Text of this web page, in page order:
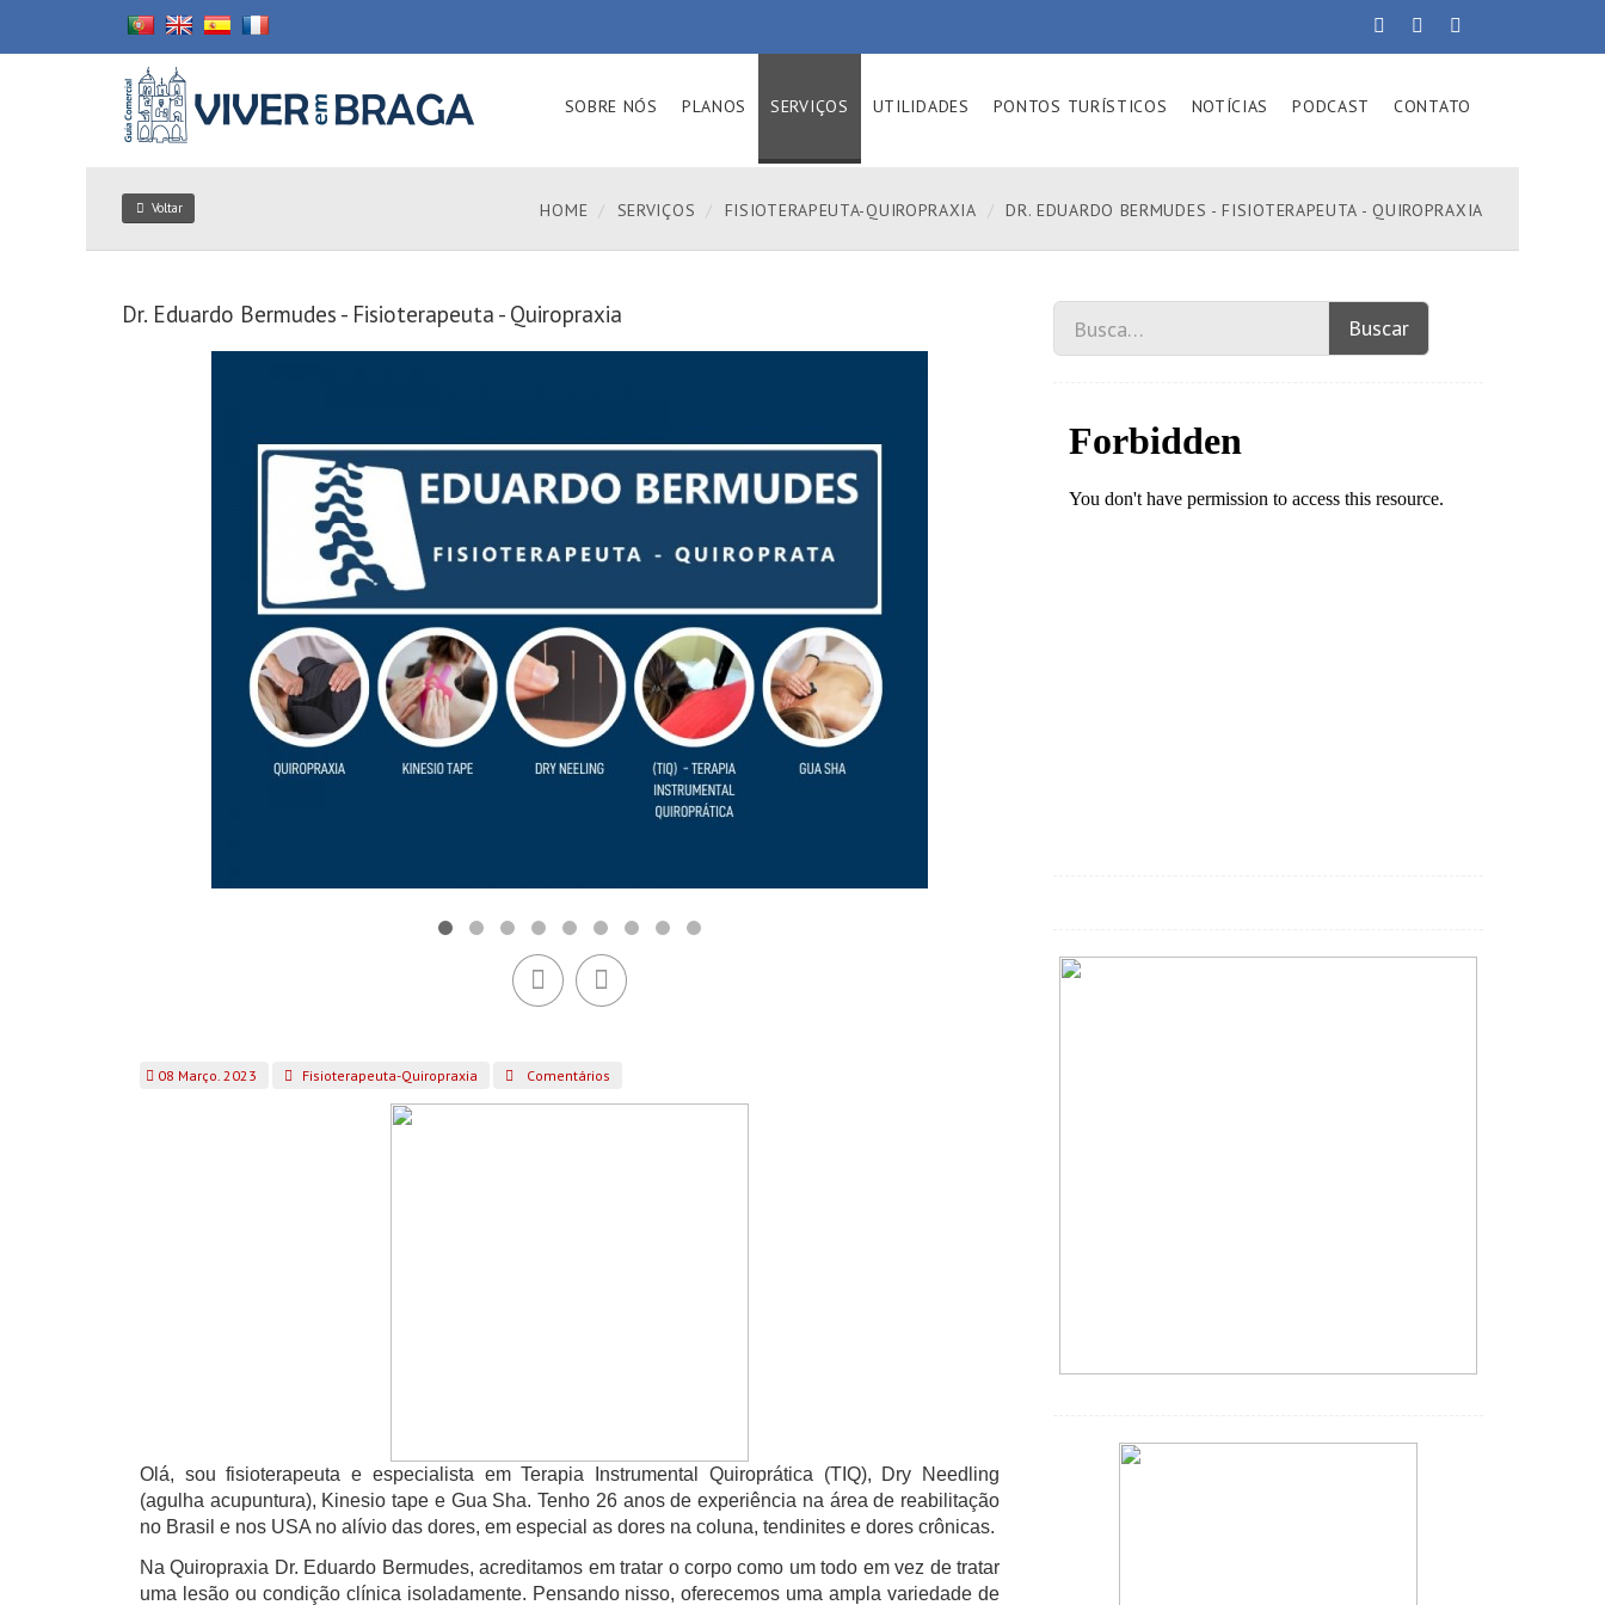
SOBRE NÓS PLANOS SERVIÇOS UTILIDADES PONTOS TURÍSTICOS NOTÍCIAS PODCAST CONTATO
Voltar HOME SERVIÇOS FISIOTERAPEUTA-QUIROPRAXIA DR. EDUARDO BERMUDES - FISIOTERAPEUTA - QUIROPRAXIA
Dr. Eduardo Bermudes - Fisioterapeuta - Quiropraxia
08 Março. 2023 Fisioterapeuta-Quiropraxia Comentários
Olá, sou fisioterapeuta e especialista em Terapia Instrumental Quiroprática (TIQ), Dry Needling
(agulha acupuntura), Kinesio tape e Gua Sha. Tenho 26 anos de experiência na área de reabilitação
no Brasil e nos USA no alívio das dores, em especial as dores na coluna, tendinites e dores crônicas.
Na Quiropraxia Dr. Eduardo Bermudes, acreditamos em tratar o corpo como um todo em vez de tratar
uma lesão ou condição clínica isoladamente. Pensando nisso, oferecemos uma ampla variedade de
Buscar